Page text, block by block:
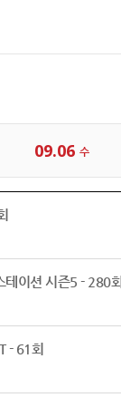
09.06 수
테이션 시즌5 - 280회
- 61회